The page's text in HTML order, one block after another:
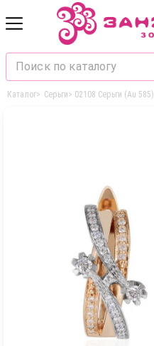
Каталог> Серьги> 02108 Серьги (Au 585)